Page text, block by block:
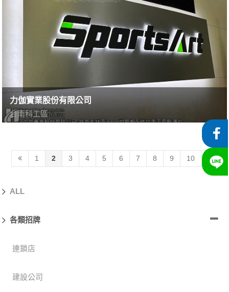
力伽實業股份有限公司
台南科工區
1 2 3 4 5 6 7 8 9 10
ALL
各類招牌
連鎖店
建設公司